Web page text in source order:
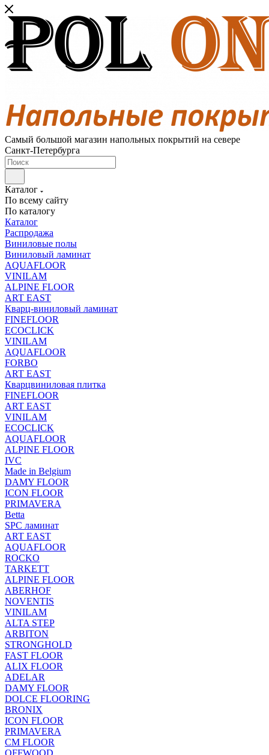
Самый большой магазин напольных покрытий на севере
Санкт-Петербурга
Каталог
По всему сайту
По каталогу
Каталог
Распродажа
Виниловые полы
Виниловый ламинат
AQUAFLOOR
VINILAM
ALPINE FLOOR
ART EAST
Кварц-виниловый ламинат
FINEFLOOR
ECOCLICK
VINILAM
AQUAFLOOR
FORBO
ART EAST
Кварцвиниловая плитка
FINEFLOOR
ART EAST
VINILAM
ECOCLICK
AQUAFLOOR
ALPINE FLOOR
IVC
Made in Belgium
DAMY FLOOR
ICON FLOOR
PRIMAVERA
Betta
SPC ламинат
ART EAST
AQUAFLOOR
ROCKO
TARKETT
ALPINE FLOOR
ABERHOF
NOVENTIS
VINILAM
ALTA STEP
ARBITON
STRONGHOLD
FAST FLOOR
ALIX FLOOR
ADELAR
DAMY FLOOR
DOLCE FLOORING
BRONIX
ICON FLOOR
PRIMAVERA
CM FLOOR
OFFWOOD